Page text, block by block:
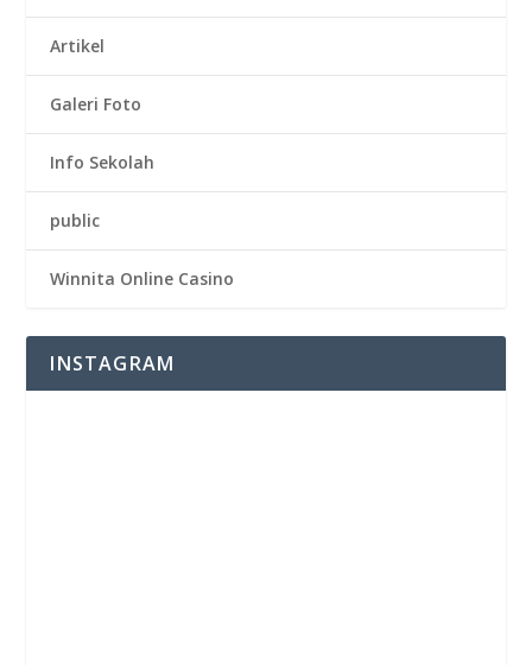
Artikel
Galeri Foto
Info Sekolah
public
Winnita Online Casino
INSTAGRAM